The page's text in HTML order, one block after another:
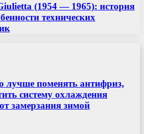
(1954 — 1965): история
технических
лучше поменять антифриз,
систему охлаждения
замерзания зимой